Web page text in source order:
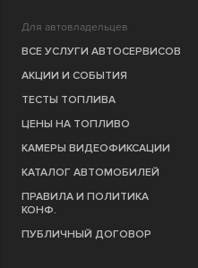
Для автовладельцев
ВСЕ УСЛУГИ АВТОСЕРВИСОВ
АКЦИИ И СОБЫТИЯ
ТЕСТЫ ТОПЛИВА
ЦЕНЫ НА ТОПЛИВО
КАМЕРЫ ВИДЕОФИКСАЦИИ
КАТАЛОГ АВТОМОБИЛЕЙ
ПРАВИЛА И ПОЛИТИКА
КОНФ.
ПУБЛИЧНЫЙ ДОГОВОР